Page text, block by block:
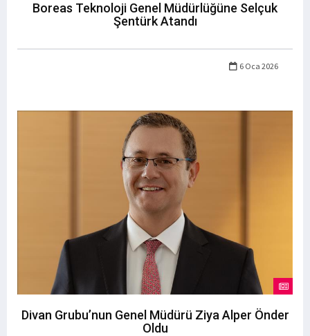
Boreas Teknoloji Genel Müdürlüğüne Selçuk
Şentürk Atandı
6 Oca 2026
Divan Grubu’nun Genel Müdürü Ziya Alper Önder
Oldu